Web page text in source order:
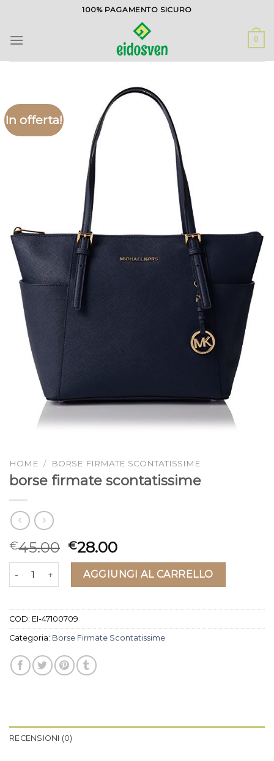
contenuti
100% PAGAMENTO SICURO
0
In offerta!
HOME / BORSE FIRMATE SCONTATISSIME
borse firmate scontatissime
€45.00 €28.00
borse firmate scontatissime quantità
AGGIUNGI AL CARRELLO
COD: EI-47100709
Categoria: Borse Firmate Scontatissime
RECENSIONI (0)